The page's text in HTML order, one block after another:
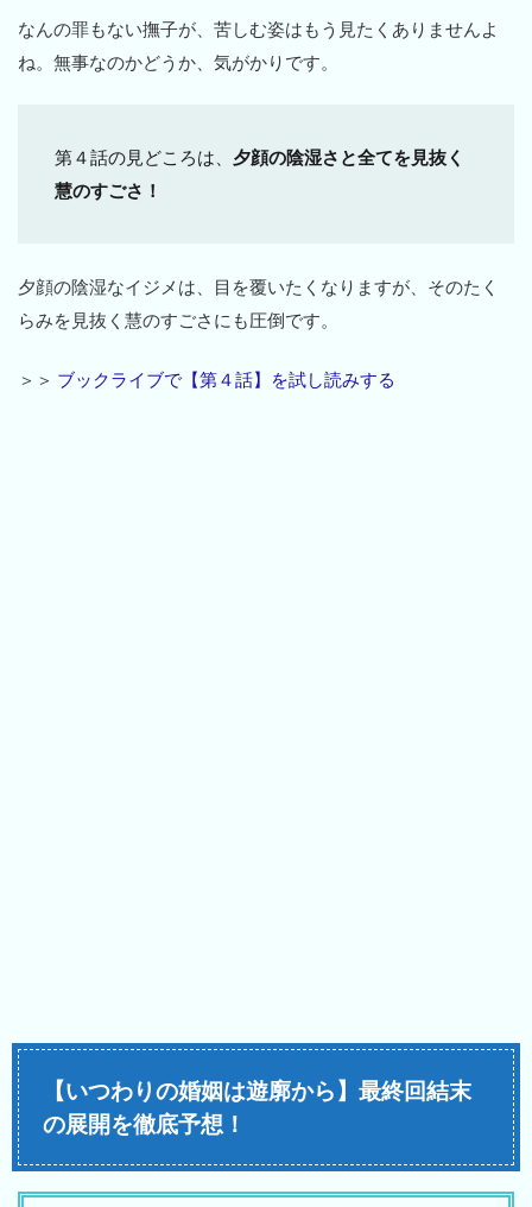
なんの罪もない撫子が、苦しむ姿はもう見たくありませんよ
ね。無事なのかどうか、気がかりです。
第４話の見どころは、 夕顔の陰湿さと全てを見抜く
慧のすごさ！
夕顔の陰湿なイジメは、目を覆いたくなりますが、そのたく
らみを見抜く慧のすごさにも圧倒です。
＞＞ ブックライブで【第４話】を試し読みする
【いつわりの婚姻は遊廓から】最終回結末
の展開を徹底予想！